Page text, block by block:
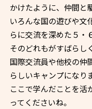
かけたように、仲間と
いろんな国の遊びや文
らに交流を深めた５・
そのどれもがすばらし
国際交流員や他校の仲
らしいキャンプになり
ここで学んだことを活
ってくださいね。